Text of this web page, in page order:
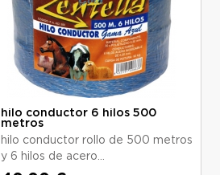
hilo conductor 6 hilos 500
metros
hilo conductor rollo de 500 metros
y 6 hilos de acero...